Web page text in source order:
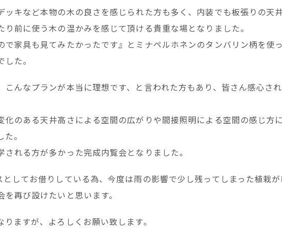
ッキなど本物の木の良さを感じられた方も多く、内装でも板張りの天
前に使う木の温かみを感じて頂ける貴重な場となりました。
で家具も見てみたかったです』とミナペルホネンのタンバリン柄を使っ
た。
こんなプランが本当に理想です、と言われた方もあり、皆さん感心され
化のある天井高さによる空間の広がりや間接照明による空間の感じ方に
。
れる方が多かった完成内覧会となりました。
してお借りしている為、今度は雨の影響で少し残ってしまった植栽
再び設けたいと思います。
ますが、よろしくお願い致します。